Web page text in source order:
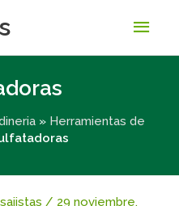
» Herramientas de
/ 29 noviembre,